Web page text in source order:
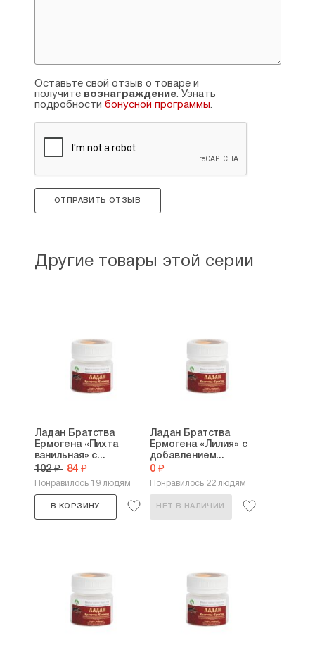
Оставьте свой отзыв о товаре и
получите вознаграждение. Узнать
подробности бонусной программы.
ОТПРАВИТЬ ОТЗЫВ
Другие товары этой серии
Ладан Братства
Ермогена «Пихта
ванильная» с...
102 ₽ 84 ₽
Понравилось 19 людям
В КОРЗИНУ
Ладан Братства
Ермогена «Лилия» с
добавлением...
0 ₽
Понравилось 22 людям
НЕТ В НАЛИЧИИ